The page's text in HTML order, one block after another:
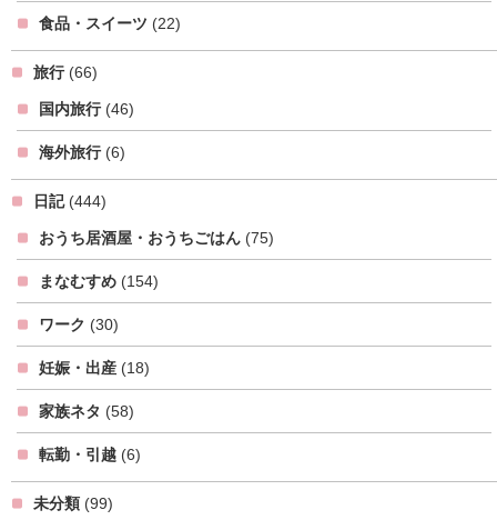
食品・スイーツ (22)
旅行(66)
国内旅行(46)
海外旅行(6)
日記(444)
おうち居酒屋・おうちごはん (75)
まなむすめ (154)
ワーク (30)
妊娠・出産 (18)
家族ネタ (58)
転勤・引越 (6)
未分類 (99)